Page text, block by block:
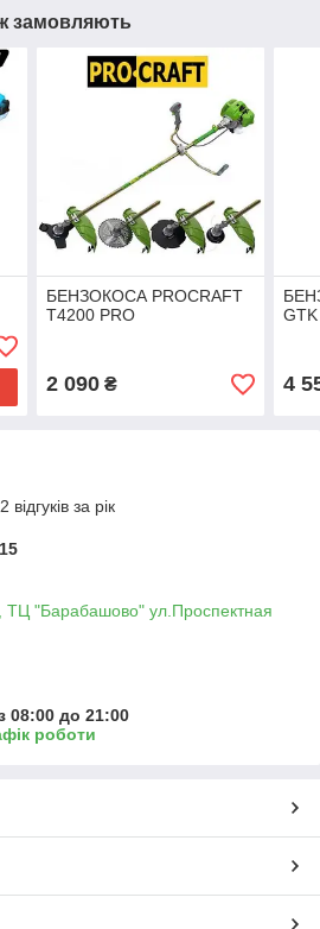
замовляють
БЕНЗОКОСА PROCRAFT
T4200 PRO
2 090₴ 4
за рік
ТЦ "Барабашово" ул.Проспектная
08:00 до 21:00
роботи